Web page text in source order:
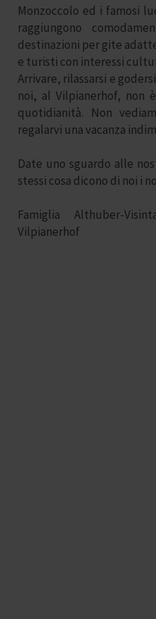
Monzoccolo ed i famosi
raggiungono
destinazioni per gite
e turisti con interessi
Arrivare, rilassarsi e
noi, al Vilpianerhof, non
quotidianità. Non
regalarvi una vacanza
Date uno sguardo alle
stessi cosa dicono di noi i
Famiglia Althuber-
Vilpianerhof